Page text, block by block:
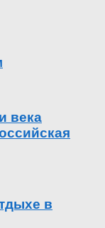
века
в